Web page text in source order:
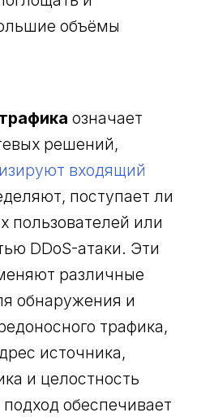
объёмы
означает
решений,
входящий
поступает ли
пользователей или
DDoS-атаки. Эти
различные
обнаружения и
трафика,
источника,
и целостность
обеспечивает